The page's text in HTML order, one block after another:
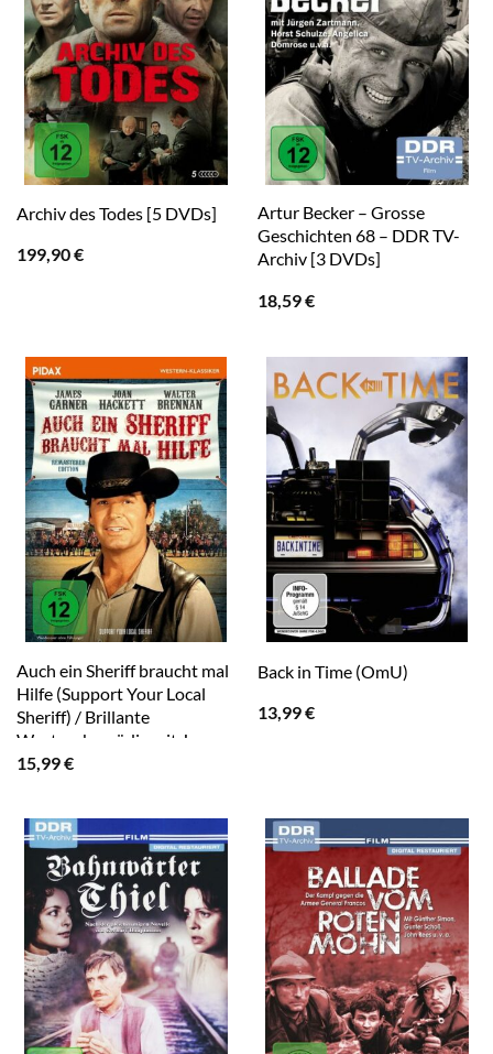
Archiv des Todes [5 DVDs]
199,90€
Artur Becker – Grosse
Geschichten 68 – DDR TV-
Archiv [3 DVDs]
18,59€
Auch ein Sheriff braucht mal
Hilfe (Support Your Local
Sheriff) / Brillante
Westernkomödie mit James
Garner (MAVERICK) (Pidax
15,99€
Back in Time (OmU)
13,99€